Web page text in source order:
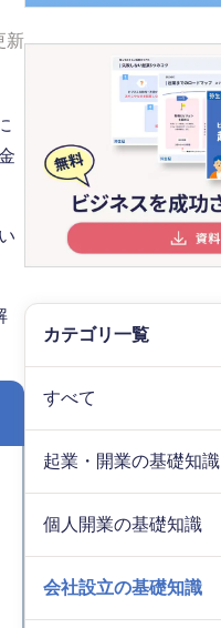
新
カテゴリ一覧
すべて
起業・開業の基礎知識
個人開業の基礎知識
会社設立の基礎知識